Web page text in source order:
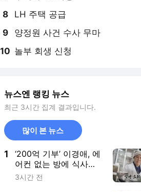
8 LH 주택 공급
9 양정원 사건 수사 무마
10 놀부 회생 신청
뉴스엔 랭킹 뉴스
최근 3시간 집계 결과입니다.
많이 본 뉴스
1
‘200억 기부’ 이경애, 에
어컨 없는 방에 식사는
밥·국·김치뿐인 충격 일
3시간 전